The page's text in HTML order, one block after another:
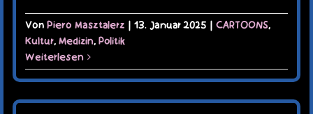
Von Piero Masztalerz | 13. Januar 2025 | CARTOONS,
Kultur, Medizin, Politik
Weiterlesen